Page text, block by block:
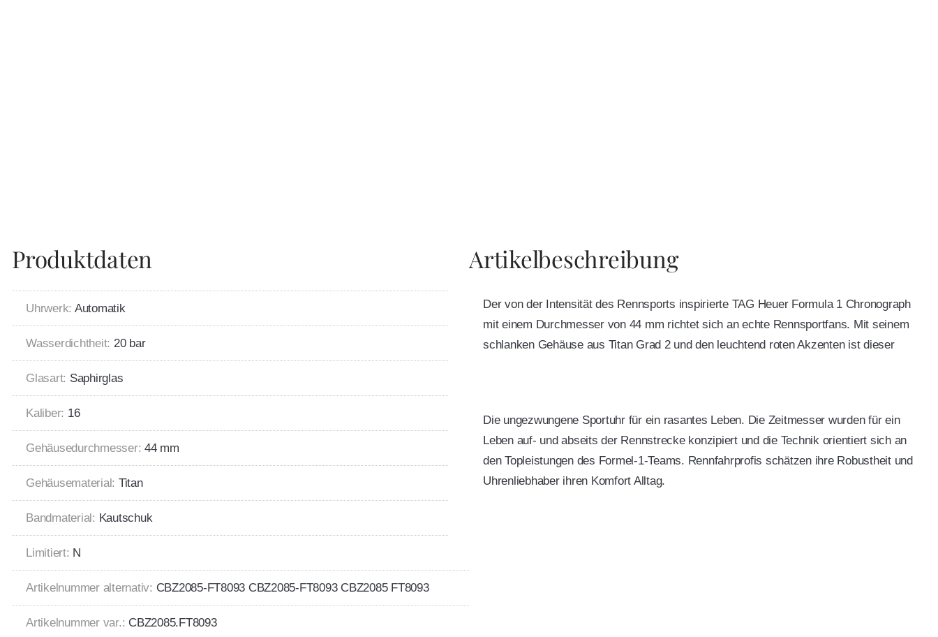
Produktdaten
Uhrwerk: Automatik
Wasserdichtheit: 20 bar
Glasart: Saphirglas
Kaliber: 16
Gehäusedurchmesser: 44 mm
Gehäusematerial: Titan
Bandmaterial: Kautschuk
Limitiert: N
Artikelnummer alternativ: CBZ2085-FT8093 CBZ2085-FT8093 CBZ2085 FT8093
Artikelnummer var.: CBZ2085.FT8093
Artikelbeschreibung
Der von der Intensität des Rennsports inspirierte TAG Heuer Formula 1 Chronograph
mit einem Durchmesser von 44 mm richtet sich an echte Rennsportfans. Mit seinem
schlanken Gehäuse aus Titan Grad 2 und den leuchtend roten Akzenten ist dieser
Die ungezwungene Sportuhr für ein rasantes Leben. Die Zeitmesser wurden für ein
Leben auf- und abseits der Rennstrecke konzipiert und die Technik orientiert sich an
den Topleistungen des Formel-1-Teams. Rennfahrprofis schätzen ihre Robustheit und
Uhrenliebhaber ihren Komfort Alltag.